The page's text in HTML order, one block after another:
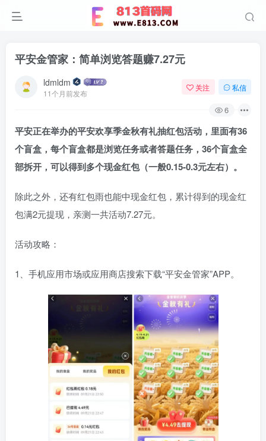
平安金管家：简单浏览答题赚7.27元
ldmldm
11个月前发布
关注 私信
6
平安正在举办的平安欢享季金秋有礼抽红包活动，里面有36
个盲盒，每个盲盒都是浏览任务或者答题任务，36个盲盒全
部拆开，可以得到多个现金红包（一般0.15-0.3元左右）。
除此之外，还有红包雨也能中现金红包，累计得到的现金红
包满2元提现，亲测一共活动7.27元。
活动攻略：
1、手机应用市场或应用商店搜索下载“平安金管家”APP。